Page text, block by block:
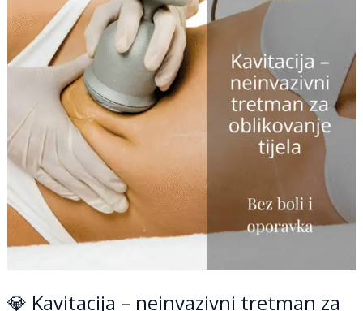
💎 Kavitacija – neinvazivni tretman za
tretman
za
oblikovanje
tijela